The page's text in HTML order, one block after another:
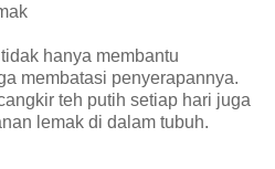
hanya membantu
membatasi penyerapannya.
teh putih setiap hari juga
lemak di dalam tubuh.